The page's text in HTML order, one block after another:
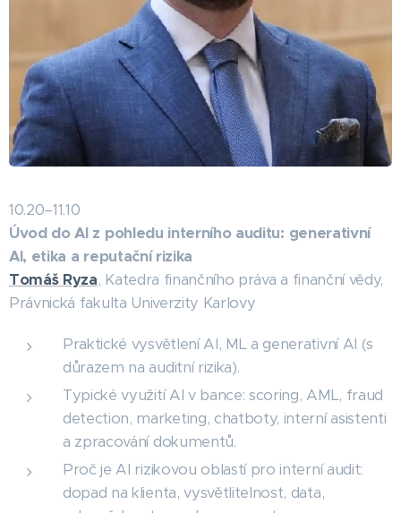
10.20–11.10
Úvod do AI z pohledu interního auditu: generativní
AI, etika a reputační rizika
Tomáš Ryza, Katedra finančního práva a finanční vědy,
Právnická fakulta Univerzity Karlovy
Praktické vysvětlení AI, ML a generativní AI (s
důrazem na auditní rizika).
Typické využití AI v bance: scoring, AML, fraud
detection, marketing, chatboty, interní asistenti
a zpracování dokumentů.
Proč je AI rizikovou oblastí pro interní audit:
dopad na klienta, vysvětlitelnost, data,